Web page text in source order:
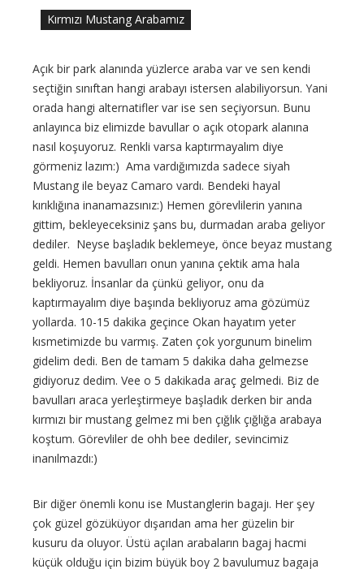
Kırmızı Mustang Arabamız
Açık bir park alanında yüzlerce araba var ve sen kendi
seçtiğin sınıftan hangi arabayı istersen alabiliyorsun. Yani
orada hangi alternatifler var ise sen seçiyorsun. Bunu
anlayınca biz elimizde bavullar o açık otopark alanına
nasıl koşuyoruz. Renkli varsa kaptırmayalım diye
görmeniz lazım:) Ama vardığımızda sadece siyah
Mustang ile beyaz Camaro vardı. Bendeki hayal
kırıklığına inanamazsınız:) Hemen görevlilerin yanına
gittim, bekleyeceksiniz şans bu, durmadan araba geliyor
dediler. Neyse başladık beklemeye, önce beyaz mustang
geldi. Hemen bavulları onun yanına çektik ama hala
bekliyoruz. İnsanlar da çünkü geliyor, onu da
kaptırmayalım diye başında bekliyoruz ama gözümüz
yollarda. 10-15 dakika geçince Okan hayatım yeter
kısmetimizde bu varmış. Zaten çok yorgunum binelim
gidelim dedi. Ben de tamam 5 dakika daha gelmezse
gidiyoruz dedim. Vee o 5 dakikada araç gelmedi. Biz de
bavulları araca yerleştirmeye başladık derken bir anda
kırmızı bir mustang gelmez mi ben çığlık çığlığa arabaya
koştum. Görevliler de ohh bee dediler, sevincimiz
inanılmazdı:)
Bir diğer önemli konu ise Mustanglerin bagajı. Her şey
çok güzel gözüküyor dışarıdan ama her güzelin bir
kusuru da oluyor. Üstü açılan arabaların bagaj hacmi
küçük olduğu için bizim büyük boy 2 bavulumuz bagaja